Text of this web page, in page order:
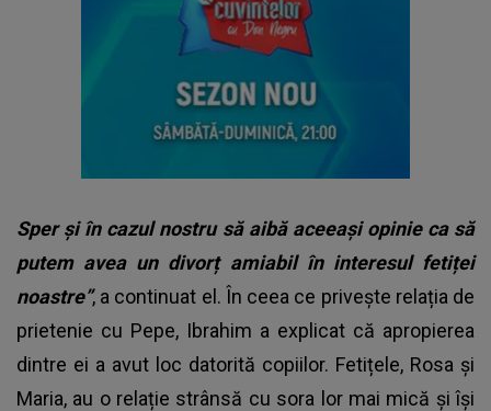
Sper și în cazul nostru să aibă aceeaşi opinie ca să
putem avea un divorț amiabil în interesul fetiței
noastre”, a continuat el. În ceea ce privește relația de
prietenie cu Pepe, Ibrahim a explicat că apropierea
dintre ei a avut loc datorită copiilor. Fetițele, Rosa și
Maria, au o relație strânsă cu sora lor mai mică și își